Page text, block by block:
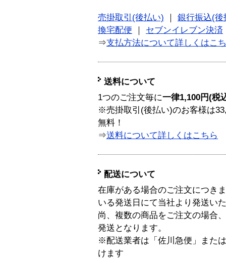
売掛取引(後払い)
銀行振込(後
換宅配便
セブンイレブン決済
⇒支払方法について詳しくはこ
送料について
1つのご注文毎に一律1,100円(税
※売掛取引(後払い)のお客様は
無料！
⇒送料について詳しくはこちら
配送について
在庫がある場合のご注文につき
いる発送日にて当社より発送い
尚、複数の商品をご注文の場合
発送となります。
※配送業者は「佐川急便」また
けます